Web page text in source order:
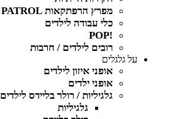
מפרץ הרפתקאות PAW PATROL
כלי עבודה לילדים
!POP
רובים לילדים / חרבות
על גלגלים
אופני איזון לילדים
אופני ילדים
גלגיליות / רולר בליידס לילדים
גלגיליות